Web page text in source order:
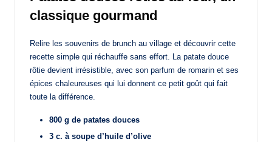
classique gourmand
Relire les souvenirs de brunch au village et découvrir cette
recette simple qui réchauffe sans effort. La patate douce
rôtie devient irrésistible, avec son parfum de romarin et ses
épices chaleureuses qui lui donnent ce petit goût qui fait
toute la différence.
800 g de patates douces
3 c. à soupe d’huile d’olive